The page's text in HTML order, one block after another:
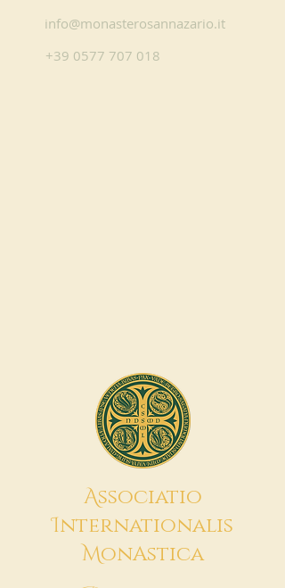
info@monasterosannazario.it
+39 0577 707 018
Associatio
Internationalis
MonAstica